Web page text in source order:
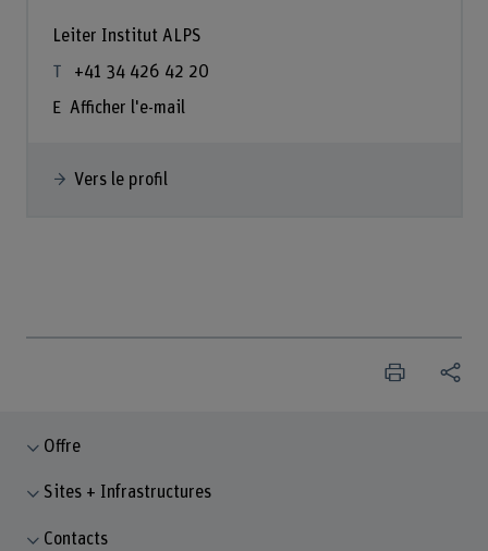
Leiter Institut ALPS
+41 34 426 42 20
Afficher l'e-mail
Vers le profil
Offre
Sites + Infrastructures
Contacts